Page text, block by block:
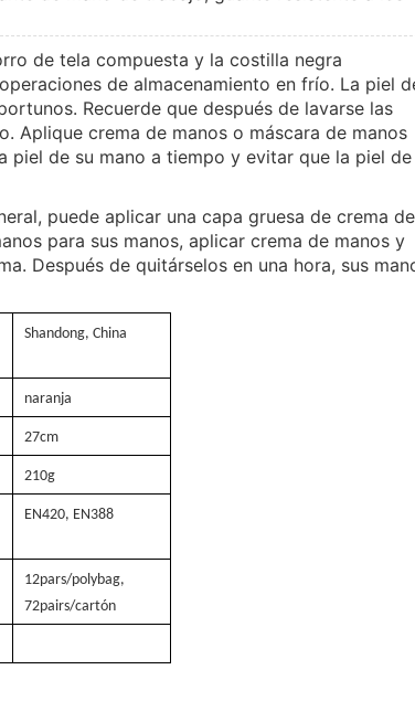
de tela compuesta y la costilla negra
de almacenamiento en frío. La piel
Recuerde que después de lavarse las
Aplique crema de manos o máscara de manos
piel de su mano a tiempo y evitar que la piel de
puede aplicar una capa gruesa de crema de
para sus manos, aplicar crema de manos y
Después de quitárselos en una hora, sus
Shandong, China
naranja
27cm
210g
EN420, EN388
12pars/polybag,
72pairs/cartón